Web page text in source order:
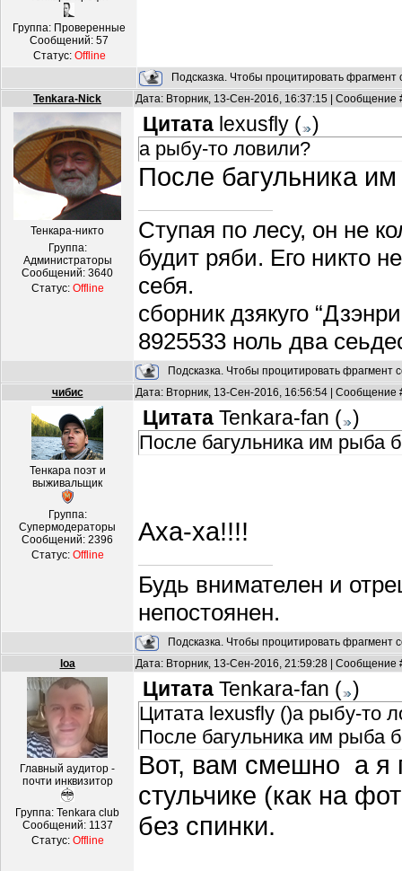
Группа: Проверенные
Сообщений: 57
Статус: Offline
Подсказка. Чтобы процитировать
Tenkara-Nick
Дата: Вторник, 13-Сен-2016, 16:37:15 | Сообщение
Тенкара-никто
Группа:
Администраторы
Сообщений: 3640
Статус: Offline
Цитата lexusfly ( )
а рыбу-то ловили?
После багульника
Ступая по лесу, он не
будит ряби. Его никто
себя.
сборник дзякуго
8925533 ноль два
Подсказка. Чтобы процитировать фрагмент
чибис
Дата: Вторник, 13-Сен-2016, 16:56:54 | Сообщение
Тенкара поэт и
выживальщик
Группа:
Супермодераторы
Сообщений: 2396
Статус: Offline
Цитата Tenkara-fan ( )
После багульника им рыба
Аха-ха!!!!
Будь внимателен и
непостоянен.
Подсказка. Чтобы процитировать фрагмент
loa
Дата: Вторник, 13-Сен-2016, 21:59:28 | Сообщение
Главный аудитор -
почти инквизитор
Группа: Tenkara club
Сообщений: 1137
Статус: Offline
Цитата Tenkara-fan ( )
Цитата lexusfly ()а рыбу-то
После багульника им рыба
Вот, вам смешно а я
стульчике (как на
без спинки.